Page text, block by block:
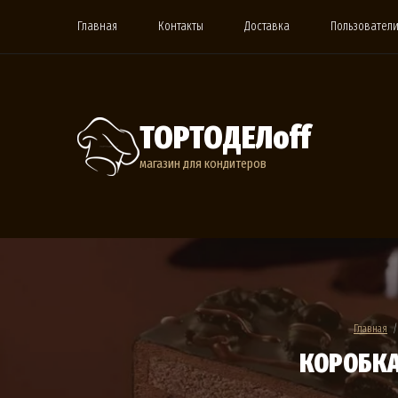
Главная Контакты Доставка Пользователи
ТОРТОДЕЛoff
магазин для кондитеров
Главная